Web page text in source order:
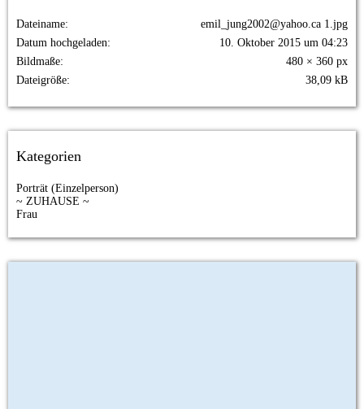
Dateiname
emil_jung2002@yahoo.ca 1.jpg
Datum hochgeladen
10. Oktober 2015 um 04:23
Bildmaße
480 × 360 px
Dateigröße
38,09 kB
Kategorien
Porträt (Einzelperson)
~ ZUHAUSE ~
Frau